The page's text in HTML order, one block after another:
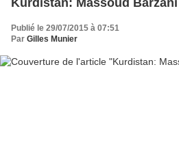
Publié le 29/07/2015 à 07:51
Par Gilles Munier